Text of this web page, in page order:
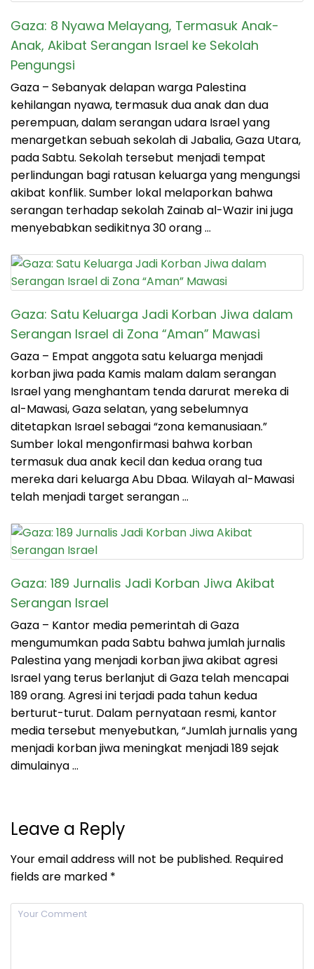
Gaza: 8 Nyawa Melayang, Termasuk Anak-
Anak, Akibat Serangan Israel ke Sekolah
Pengungsi
Gaza – Sebanyak delapan warga Palestina
kehilangan nyawa, termasuk dua anak dan dua
perempuan, dalam serangan udara Israel yang
menargetkan sebuah sekolah di Jabalia, Gaza Utara,
pada Sabtu. Sekolah tersebut menjadi tempat
perlindungan bagi ratusan keluarga yang mengungsi
akibat konflik. Sumber lokal melaporkan bahwa
serangan terhadap sekolah Zainab al-Wazir ini juga
menyebabkan sedikitnya 30 orang …
Gaza: Satu Keluarga Jadi Korban Jiwa dalam
Serangan Israel di Zona “Aman” Mawasi
Gaza – Empat anggota satu keluarga menjadi
korban jiwa pada Kamis malam dalam serangan
Israel yang menghantam tenda darurat mereka di
al-Mawasi, Gaza selatan, yang sebelumnya
ditetapkan Israel sebagai “zona kemanusiaan.”
Sumber lokal mengonfirmasi bahwa korban
termasuk dua anak kecil dan kedua orang tua
mereka dari keluarga Abu Dbaa. Wilayah al-Mawasi
telah menjadi target serangan …
Gaza: 189 Jurnalis Jadi Korban Jiwa Akibat
Serangan Israel
Gaza – Kantor media pemerintah di Gaza
mengumumkan pada Sabtu bahwa jumlah jurnalis
Palestina yang menjadi korban jiwa akibat agresi
Israel yang terus berlanjut di Gaza telah mencapai
189 orang. Agresi ini terjadi pada tahun kedua
berturut-turut. Dalam pernyataan resmi, kantor
media tersebut menyebutkan, “Jumlah jurnalis yang
menjadi korban jiwa meningkat menjadi 189 sejak
dimulainya …
Leave a Reply
Your email address will not be published. Required
fields are marked *